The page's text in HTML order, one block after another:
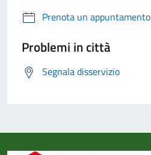
Prenota un appuntamento
Problemi in città
Segnala disservizio